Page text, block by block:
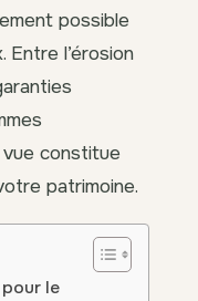
possible
Entre l’érosion
constitue
patrimoine.
le